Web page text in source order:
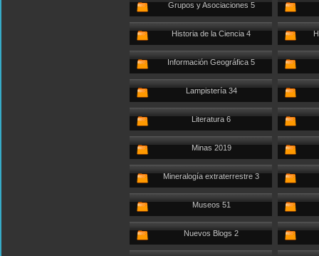
Grupos y Asociaciones 5
Historia de la Ciencia 4
Información Geográfica 5
Lampistería 34
Literatura 6
Minas 2019
Mineralogía extraterrestre 3
Museos 51
Nuevos Blogs 2